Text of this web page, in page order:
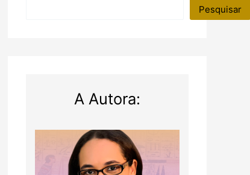
Pesquisar
A Autora: